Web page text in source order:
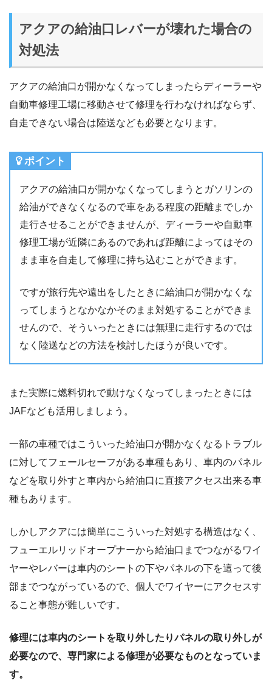
アクアの給油口レバーが壊れた場合の
対処法
アクアの給油口が開かなくなってしまったらディーラーや
自動車修理工場に移動させて修理を行わなければならず、
自走できない場合は陸送なども必要となります。
ポイント
アクアの給油口が開かなくなってしまうとガソリンの
給油ができなくなるので車をある程度の距離までしか
走行させることができませんが、ディーラーや自動車
修理工場が近隣にあるのであれば距離によってはその
まま車を自走して修理に持ち込むことができます。
ですが旅行先や遠出をしたときに給油口が開かなくな
ってしまうとなかなかそのまま対処することができま
せんので、そういったときには無理に走行するのでは
なく陸送などの方法を検討したほうが良いです。
また実際に燃料切れで動けなくなってしまったときには
JAFなども活用しましょう。
一部の車種ではこういった給油口が開かなくなるトラブル
に対してフェールセーフがある車種もあり、車内のパネル
などを取り外すと車内から給油口に直接アクセス出来る車
種もあります。
しかしアクアには簡単にこういった対処する構造はなく、
フューエルリッドオープナーから給油口までつながるワイ
ヤーやレバーは車内のシートの下やパネルの下を這って後
部までつながっているので、個人でワイヤーにアクセスす
ること事態が難しいです。
修理には車内のシートを取り外したりパネルの取り外しが
必要なので、専門家による修理が必要なものとなっていま
す。